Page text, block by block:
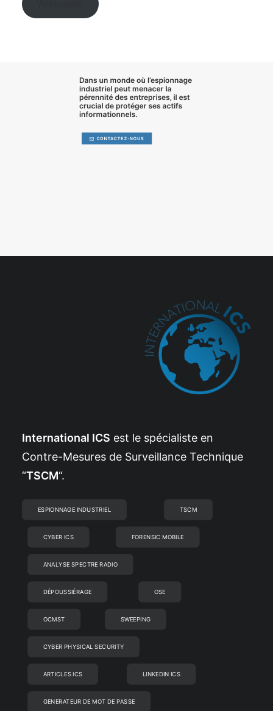
Dans un monde où l’espionnage
industriel peut menacer la
pérennité des entreprises, il est
crucial de protéger ses actifs
informationnels.
CONTACTEZ-NOUS
International ICS est le spécialiste en
Contre-Mesures de Surveillance Technique
“TSCM“.
ESPIONNAGE INDUSTRIEL TSCM
CYBER ICS FORENSIC MOBILE
ANALYSE SPECTRE RADIO
DÉPOUSSIÉRAGE OSE
OCMST SWEEPING
CYBER PHYSICAL SECURITY
ARTICLES ICS LINKEDIN ICS
GENERATEUR DE MOT DE PASSE